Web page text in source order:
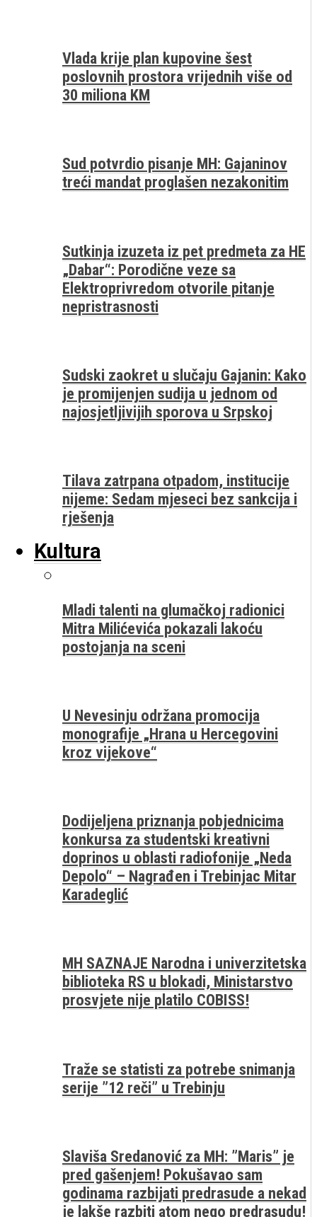
Vlada krije plan kupovine šest
poslovnih prostora vrijednih više od
30 miliona KM
Sud potvrdio pisanje MH: Gajaninov
treći mandat proglašen nezakonitim
Sutkinja izuzeta iz pet predmeta za HE
„Dabar“: Porodične veze sa
Elektroprivredom otvorile pitanje
nepristrasnosti
Sudski zaokret u slučaju Gajanin: Kako
je promijenjen sudija u jednom od
najosjetljivijih sporova u Srpskoj
Tilava zatrpana otpadom, institucije
nijeme: Sedam mjeseci bez sankcija i
rješenja
Kultura
Mladi talenti na glumačkoj radionici
Mitra Milićevića pokazali lakoću
postojanja na sceni
U Nevesinju održana promocija
monografije „Hrana u Hercegovini
kroz vijekove“
Dodijeljena priznanja pobjednicima
konkursa za studentski kreativni
doprinos u oblasti radiofonije „Neda
Depolo“ – Nagrađen i Trebinjac Mitar
Karadeglić
MH SAZNAJE Narodna i univerzitetska
biblioteka RS u blokadi, Ministarstvo
prosvjete nije platilo COBISS!
Traže se statisti za potrebe snimanja
serije ”12 reči” u Trebinju
Slaviša Sredanović za MH: ”Maris” je
pred gašenjem! Pokušavao sam
godinama razbijati predrasude a nekad
je lakše razbiti atom nego predrasudu!